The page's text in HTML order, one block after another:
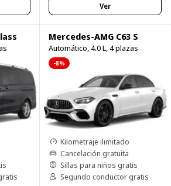
Ver
Mercedes-AMG C63 S
Automático, 4.0 L, 4 plazas
-8%
Kilometraje ilimitado
Cancelación gratuita
Sillas para niños gratis
Segundo conductor gratis